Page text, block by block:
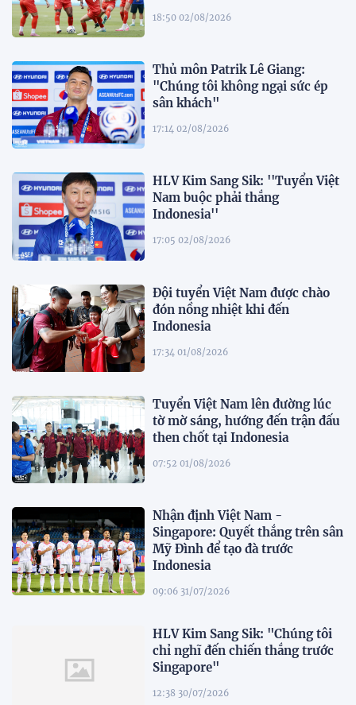
18:50 02/08/2026
Thủ môn Patrik Lê Giang:
"Chúng tôi không ngại sức ép
sân khách"
17:14 02/08/2026
HLV Kim Sang Sik: ''Tuyển Việt
Nam buộc phải thắng
Indonesia''
17:05 02/08/2026
Đội tuyển Việt Nam được chào
đón nồng nhiệt khi đến
Indonesia
17:34 01/08/2026
Tuyển Việt Nam lên đường lúc
tờ mờ sáng, hướng đến trận đấu
then chốt tại Indonesia
07:52 01/08/2026
Nhận định Việt Nam -
Singapore: Quyết thắng trên sân
Mỹ Đình để tạo đà trước
Indonesia
09:06 31/07/2026
HLV Kim Sang Sik: "Chúng tôi
chỉ nghĩ đến chiến thắng trước
Singapore"
12:38 30/07/2026